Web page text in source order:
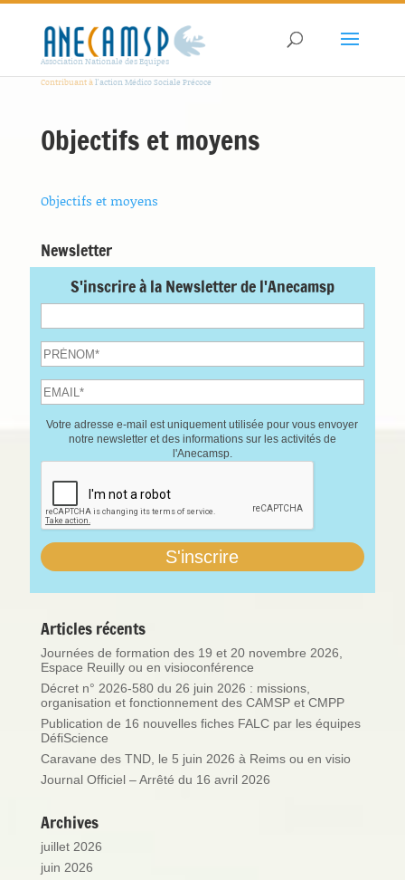
Association Nationale des Equipes
Contribuant àl'action Médico Sociale Précoce
Objectifs et moyens
Objectifs et moyens
Newsletter
S'inscrire à la Newsletter de l'Anecamsp
Votre adresse e-mail est uniquement utilisée pour vous envoyer
notre newsletter et des informations sur les activités de
l'Anecamsp.
Articles récents
Journées de formation des 19 et 20 novembre 2026,
Espace Reuilly ou en visioconférence
Décret n° 2026-580 du 26 juin 2026 : missions,
organisation et fonctionnement des CAMSP et CMPP
Publication de 16 nouvelles fiches FALC par les équipes
DéfiScience
Caravane des TND, le 5 juin 2026 à Reims ou en visio
Journal Officiel – Arrêté du 16 avril 2026
Archives
juillet 2026
juin 2026